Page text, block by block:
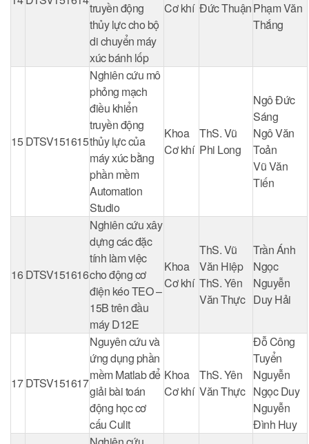
truyền động
thủy lực cho bộ
di chuyển máy
xúc bánh lốp
Cơ khí Đức ThuậnPhạm Văn
Thắng
15 DTSV151615
Nghiên cứu mô
phỏng mạch
điều khiển
truyền động
thủy lực của
máy xúc bằng
phần mềm
Automation
Studio
Khoa
Cơ khí
ThS. Vũ
Phi Long
Ngô Đức
Sáng
Ngô Văn
Toản
Vũ Văn
Tiến
16 DTSV151616
Nghiên cứu xây
dựng các đặc
tính làm việc
cho động cơ
điện kéo TEO –
15B trên đầu
máy D12E
Khoa
Cơ khí
ThS. Vũ
Văn Hiệp
ThS. Yên
Văn Thực
Trần Ánh
Ngọc
Nguyễn
Duy Hải
17 DTSV151617
Nguyên cứu và
ứng dụng phần
mềm Matlab để
giải bài toán
động học cơ
cấu Culit
Khoa
Cơ khí
ThS. Yên
Văn Thực
Đỗ Công
Tuyển
Nguyễn
Ngọc Duy
Nguyễn
Đình Huy